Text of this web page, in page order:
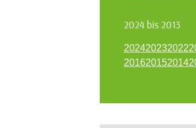
2024 bis 2013
202420232022
201620152014